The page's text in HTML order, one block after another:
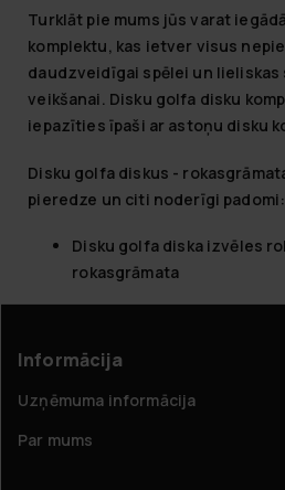
Turklāt pie mums jūs varat
komplektu, kas ietver visus
daudzveidīgai spēlei un lieliskas
veikšanai. Disku golfa disku
iepazīties īpaši ar astoņu disku
Disku golfa diskus -
pieredze un citi noderīgi padomi:
Disku golfa diska izvēles
rokasgrāmata
Informācija
Uzņēmuma informācija
Par mums